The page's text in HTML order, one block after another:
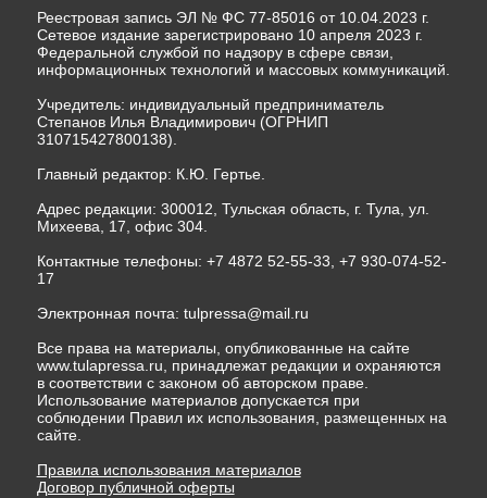
Реестровая запись ЭЛ № ФС 77-85016 от 10.04.2023 г.
Сетевое издание зарегистрировано 10 апреля 2023 г.
Федеральной службой по надзору в сфере связи,
информационных технологий и массовых коммуникаций.
Учредитель: индивидуальный предприниматель
Степанов Илья Владимирович (ОГРНИП
310715427800138).
Главный редактор: К.Ю. Гертье.
Адрес редакции: 300012, Тульская область, г. Тула, ул.
Михеева, 17, офис 304.
Контактные телефоны: +7 4872 52-55-33, +7 930-074-52-
17
Электронная почта: tulpressa@mail.ru
Все права на материалы, опубликованные на сайте
www.tulapressa.ru, принадлежат редакции и охраняются
в соответствии с законом об авторском праве.
Использование материалов допускается при
соблюдении Правил их использования, размещенных на
сайте.
Правила использования материалов
Договор публичной оферты